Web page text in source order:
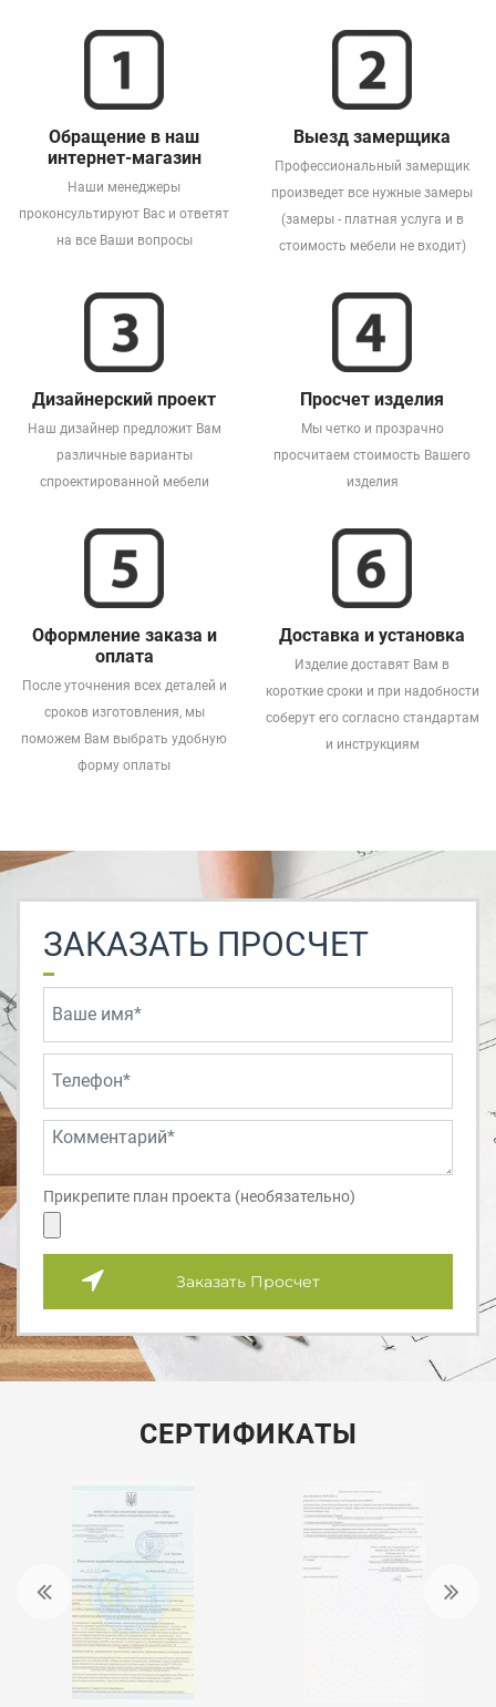
Обращение в наш
интернет-магазин
Наши менеджеры
проконсультируют Вас и ответят
на все Ваши вопросы
Выезд замерщика
Профессиональный замерщик
произведет все нужные замеры
(замеры - платная услуга и в
стоимость мебели не входит)
Дизайнерский проект
Наш дизайнер предложит Вам
различные варианты
спроектированной мебели
Просчет изделия
Мы четко и прозрачно
просчитаем стоимость Вашего
изделия
Оформление заказа и
оплата
После уточнения всех деталей и
сроков изготовления, мы
поможем Вам выбрать удобную
форму оплаты
Доставка и установка
Изделие доставят Вам в
короткие сроки и при надобности
соберут его согласно стандартам
и инструкциям
ЗАКАЗАТЬ ПРОСЧЕТ
Прикрепите план проекта (необязательно)
Заказать Просчет
СЕРТИФИКАТЫ